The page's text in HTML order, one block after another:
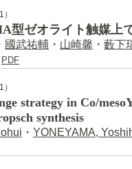
型ゼオライト触媒上
國武祐輔 ・ 山崎馨 ・ 藪下
PDF
strategy in Co/
synthesis
・ YONEYAMA,